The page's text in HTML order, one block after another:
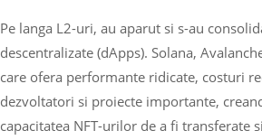
Pe langa L2-uri, au aparut si s-au
descentralizate (dApps). Solana,
care ofera performante ridicate, costuri
dezvoltatori si proiecte importante,
capacitatea NFT-urilor de a fi transferate